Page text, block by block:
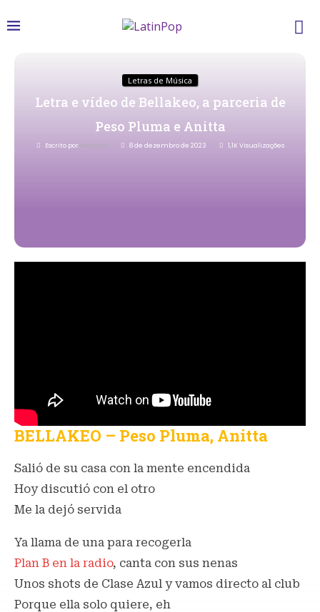
Letras de Música
Letra e vídeo de Bellakeo, a parceria de
Peso Pluma e Anitta
Escrito por Redacao 8 de dezembro de 2023 1,1K Visualizações
BELLAKEO – Peso Pluma, Anitta
Salió de su casa con la mente encendida
Hoy discutió con el otro
Me la dejó servida
Ya llama de una para recogerla
Plan B en la radio, canta con sus nenas
Unos shots de Clase Azul y vamos directo al club
Porque ella solo quiere, eh